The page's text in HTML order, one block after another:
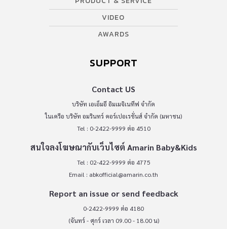
VIDEO
AWARDS
SUPPORT
Contact US
บริษัท เอเอ็มอี อิมเมจิเนทีฟ จำกัด
ในเครือ บริษัท อมรินทร์ คอร์เปอเรชั่นส์ จำกัด (มหาชน)
Tel : 0-2422-9999 ต่อ 4510
สนใจลงโฆษณากับเว็บไซต์ Amarin Baby&Kids
Tel : 02-422-9999 ต่อ 4775
Email : abkofficial@amarin.co.th
Report an issue or send feedback
0-2422-9999 ต่อ 4180
(จันทร์ - ศุกร์ เวลา 09.00 - 18.00 น)